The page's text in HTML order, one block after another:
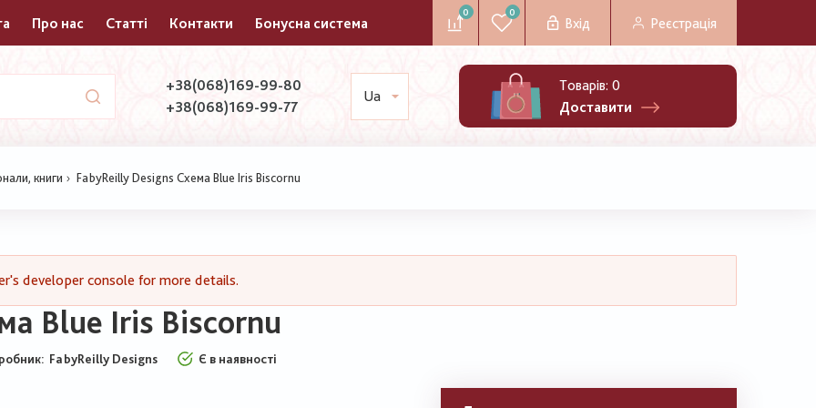
Про нас Статті Контакти Бонусна система
0 0
Вхід Реєстрація
+38(068)169-99-80
+38(068)169-99-77
Ua
Товарів: 0
Доставити
книги FabyReilly Designs Схема Blue Iris Biscornu
developer console for more details.
Blue Iris Biscornu
FabyReilly Designs Є в наявності